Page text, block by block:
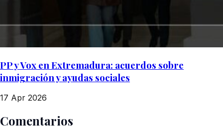
PP y Vox en Extremadura: acuerdos sobre
inmigración y ayudas sociales
17 Apr 2026
Comentarios